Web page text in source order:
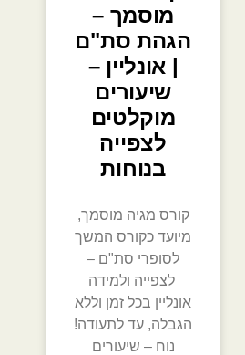
מוסמך –
הגהת סת"ם
| אונליין –
שיעורים
מוקלטים
לצפייה
בנוחות
קורס מגיה מוסמך,
מיועד כקורס המשך
לסופרי סת"ם –
לצפייה ולמידה
אונליין בכל זמן וללא
הגבלה, עד לתעודה!
נוח – שיעורים